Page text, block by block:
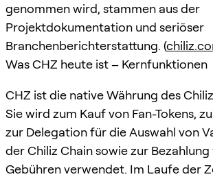
genommen wird, stammen aus der
Projektdokumentation und seriöser
Branchenberichterstattung. (
Was CHZ heute ist – Kernfunktionen
CHZ ist die native Währung des
Sie wird zum Kauf von Fan-Tokens,
zur Delegation für die Auswahl von
der Chiliz Chain sowie zur
Gebühren verwendet. Im Laufe der